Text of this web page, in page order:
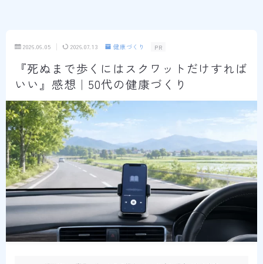
2026.06.05 2026.07.13 健康づくり PR
『死ぬまで歩くにはスクワットだけすれば
いい』感想｜50代の健康づくり